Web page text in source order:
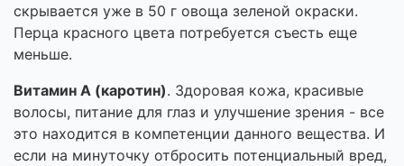
скрывается уже в 50 г овоща зеленой окраски.
Перца красного цвета потребуется съесть еще
меньше.
Витамин А (каротин). Здоровая кожа, красивые
волосы, питание для глаз и улучшение зрения - все
это находится в компетенции данного вещества. И
если на минуточку отбросить потенциальный вред,